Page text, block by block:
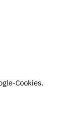
Cookies.